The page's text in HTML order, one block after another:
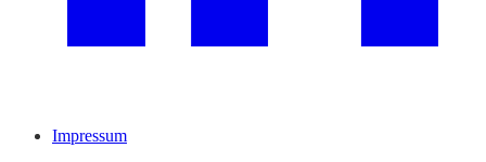
Impressum